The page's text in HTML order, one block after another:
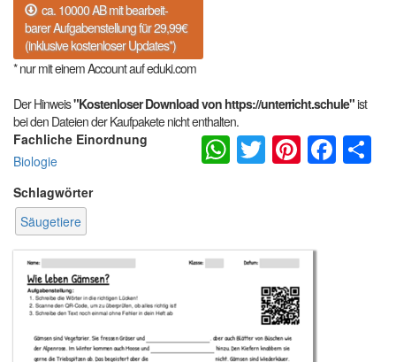
ca. 10000 AB mit bearbeit-
barer Aufgabenstellung für 29,99€
(inklusive kostenloser Updates*)
* nur mit einem Account auf eduki.com
Der Hinweis"Kostenloser Download von https://unterricht.schule"ist
bei den Dateien der Kaufpakete nicht enthalten.
Fachliche Einordnung
Biologie
Schlagwörter
Säugetiere
WhatsApp
Twitter